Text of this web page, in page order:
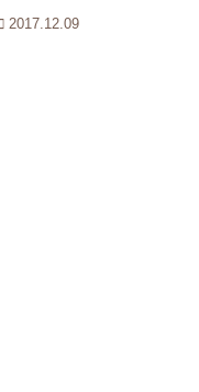
2017.12.09